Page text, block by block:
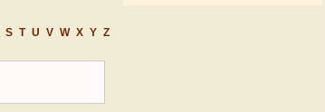
S T U V W X Y Z